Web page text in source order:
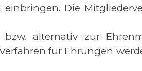
Die
alternativ zur
für Ehrungen